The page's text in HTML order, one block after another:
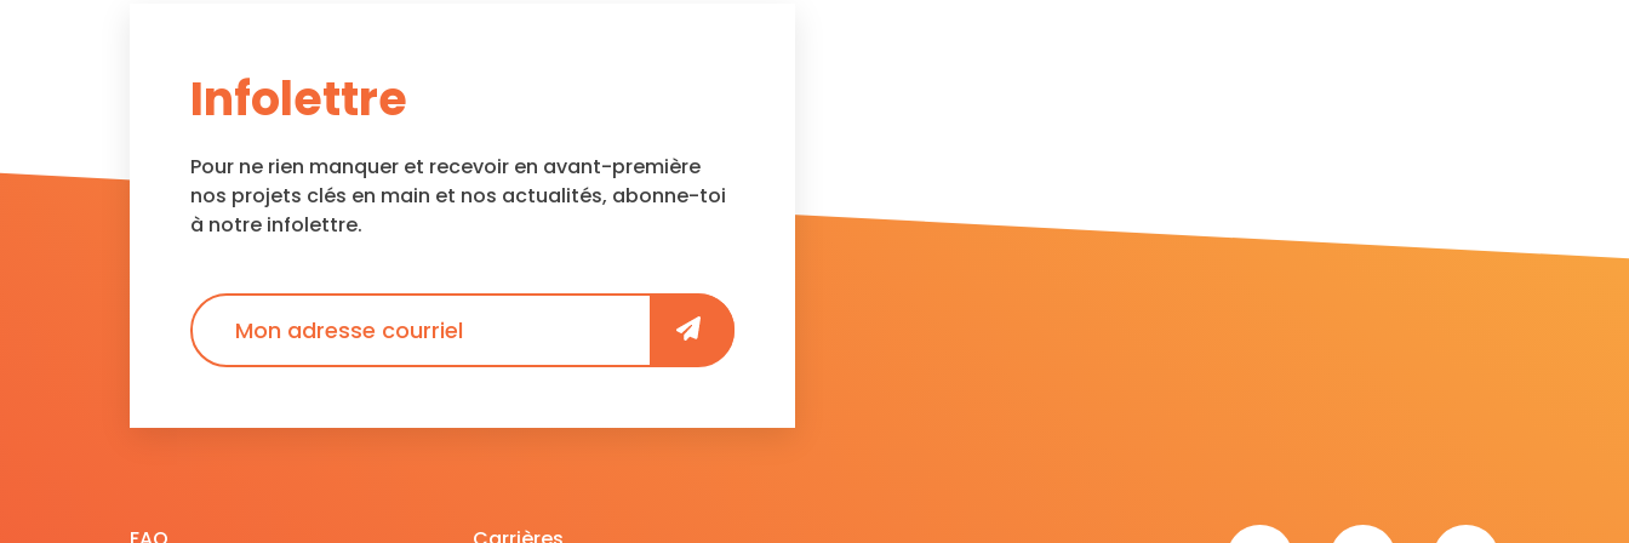
Infolettre
Pour ne rien manquer et recevoir en avant-première
nos projets clés en main et nos actualités, abonne-toi
à notre infolettre.